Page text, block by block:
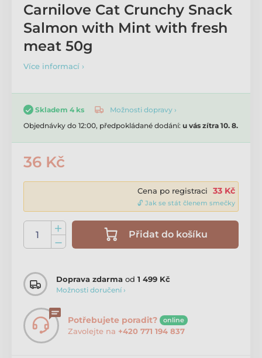
Carnilove Cat Crunchy Snack
Salmon with Mint with fresh
meat 50g
Více informací ›
Skladem 4 ks
Možnosti dopravy ›
Objednávky do 12:00, předpokládané dodání: u vás zítra 10. 8.
36 Kč
Cena po registraci 33 Kč
🔓 Jak se stát členem smečky
Přidat do košíku
Doprava zdarma od 1 499 Kč
Možnosti doručení ›
Potřebujete poradit? online
Zavolejte na +420 771 194 837